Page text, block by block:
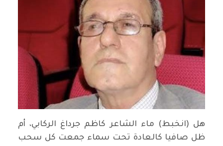
هل (انخبط) ماء الشاعر كاظم جرداغ الركابي، أم
ظل صافيا كالعادة تحت سماء جمعت كل سحب